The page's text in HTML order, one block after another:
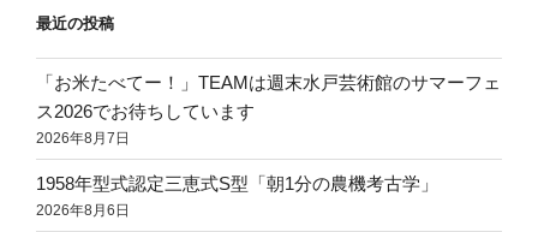
り
キ
ロ
必
要
か
表
ン
最近の投稿
「お米たべてー！」TEAMは週末水戸芸術館のサマーフェ
ス2026でお待ちしています
2026年8月7日
1958年型式認定三恵式S型「朝1分の農機考古学」
2026年8月6日